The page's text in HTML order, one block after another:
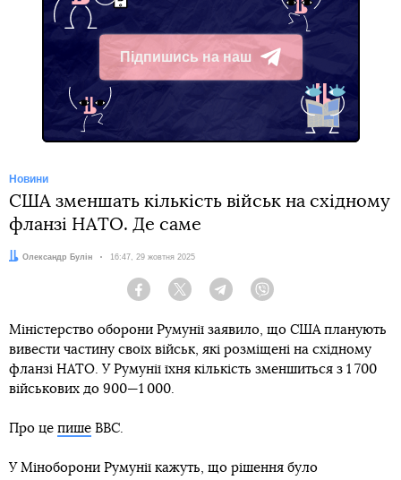
Підпишись на наш
Telegram
Новини
США зменшать кількість військ на східному
фланзі НАТО. Де саме
Автор:
Олександр Булін Дата:
16:47, 29 жовтня 2025
Facebook Twitter Telegram
Міністерство оборони Румунії заявило, що США планують
вивести частину своїх військ, які розміщені на східному
фланзі НАТО. У Румунії їхня кількість зменшиться з 1 700
військових до 900—1 000.
Про це пише BBC.
У Міноборони Румунії кажуть, що рішення було